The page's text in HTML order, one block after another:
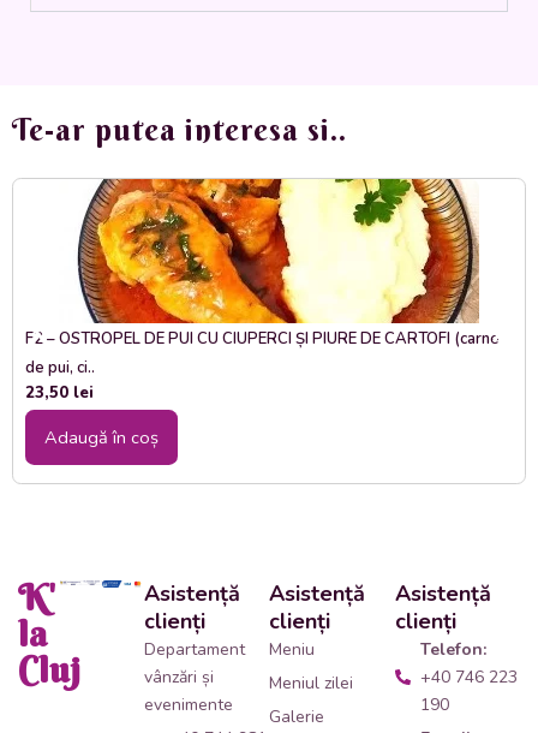
Te-ar putea interesa si..
F2 – OSTROPEL DE PUI CU CIUPERCI ȘI PIURE DE CARTOFI (carne
de pui, ci..
23,50 lei
Adaugă în coș
K'
la
Cluj
Asistență
clienți
Departament
vânzări și
evenimente
Asistență
clienți
Meniu
Meniul zilei
Galerie
Asistență
clienți
Telefon:
+40 746 223
190